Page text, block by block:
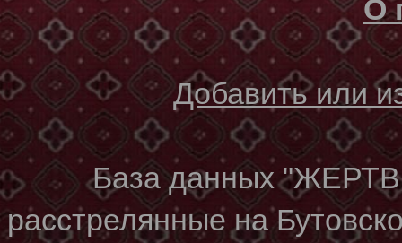
О
Добавить или
База данных
расстрелянные на